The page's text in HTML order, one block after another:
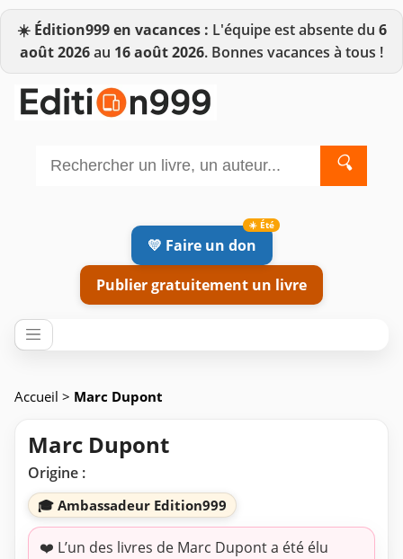
☀️ Édition999 en vacances : L'équipe est absente du 6
août 2026au 16 août 2026. Bonnes vacances à tous !
🔍
💛 Faire un don
Publier gratuitement un livre
Accueil > Marc Dupont
Marc Dupont
Origine :
🎓 Ambassadeur Edition999
❤️ L’un des livres de Marc Dupont a été élu